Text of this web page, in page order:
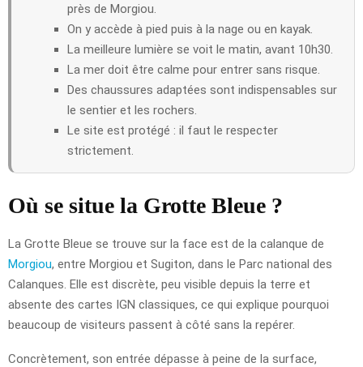
près de Morgiou.
On y accède à pied puis à la nage ou en kayak.
La meilleure lumière se voit le matin, avant 10h30.
La mer doit être calme pour entrer sans risque.
Des chaussures adaptées sont indispensables sur
le sentier et les rochers.
Le site est protégé : il faut le respecter
strictement.
Où se situe la Grotte Bleue ?
La Grotte Bleue se trouve sur la face est de la calanque de
Morgiou, entre Morgiou et Sugiton, dans le Parc national des
Calanques. Elle est discrète, peu visible depuis la terre et
absente des cartes IGN classiques, ce qui explique pourquoi
beaucoup de visiteurs passent à côté sans la repérer.
Concrètement, son entrée dépasse à peine de la surface,